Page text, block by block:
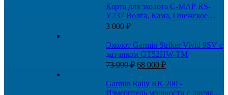
Карта для эхолота C-MAP RS-
Y237 Волга, Кама, Онежское
озеро, и каналы
3 000 ₽
Эхолот Garmin Striker Vivid 9SV с
датчиком GT52HW-TM
73 990₽ Первоначальная
составляла
73
68 000 ₽Текущая
68
000 ₽.
Garmin Rally RK 200 -
Измеритель мощности с двумя